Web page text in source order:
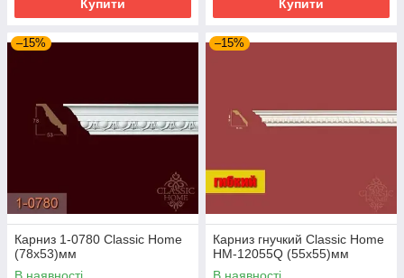
Купити Купити
–15%
Карниз 1-0780 Classic Home
(78x53)мм
–15%
Карниз гнучкий Classic Home
HM-12055Q (55х55)мм